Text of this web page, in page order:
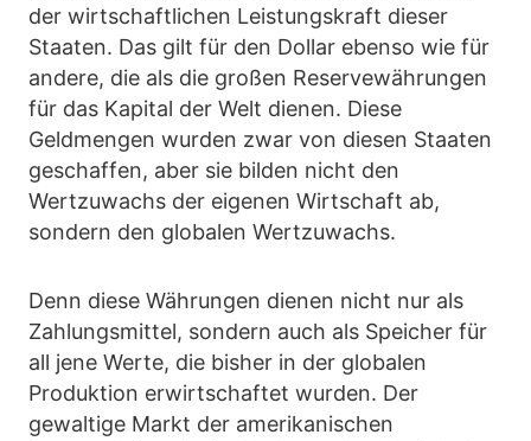
der wirtschaftlichen Leistungskraft dieser
Staaten. Das gilt für den Dollar ebenso wie für
andere, die als die großen Reservewährungen
für das Kapital der Welt dienen. Diese
Geldmengen wurden zwar von diesen Staaten
geschaffen, aber sie bilden nicht den
Wertzuwachs der eigenen Wirtschaft ab,
sondern den globalen Wertzuwachs.
Denn diese Währungen dienen nicht nur als
Zahlungsmittel, sondern auch als Speicher für
all jene Werte, die bisher in der globalen
Produktion erwirtschaftet wurden. Der
gewaltige Markt der amerikanischen